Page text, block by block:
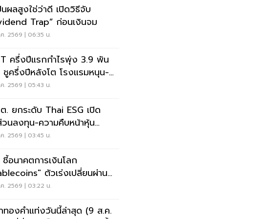
ผลสูงใช่ว่าดี เปิดวิธีจับ
Trap” ก่อนเงินจม
. 2569 | 06:35 น.
ครึ่งปีแรกกำไรพุ่ง 3.9 พัน
ชูครึ่งปีหลังโต โรงแรมหนุน-
ภาระหนี้
. 2569 | 05:43 น.
. ยกระดับ Thai ESG เปิด
นลงทุน-ความคืบหน้าหุ้น
. 2569 | 03:45 น.
ชี้อนาคตการเงินโลก
ตัวเร่งเปลี่ยนผ่าน
ชำระเงิน
. 2569 | 03:22 น.
ทองคำแท่งวันนี้ล่าสุด (9 ส.ค.